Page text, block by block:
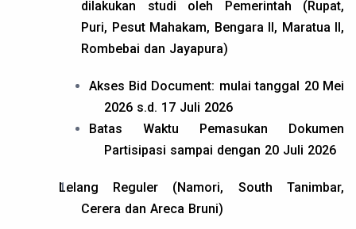
dilakukan studi oleh Pemerintah (Rupat,
Puri, Pesut Mahakam, Bengara II, Maratua II,
Rombebai dan Jayapura)
Akses Bid Document: mulai tanggal 20 Mei
2026 s.d. 17 Juli 2026
Batas Waktu Pemasukan Dokumen
Partisipasi sampai dengan 20 Juli 2026
Lelang Reguler (Namori, South Tanimbar,
Cerera dan Areca Bruni)